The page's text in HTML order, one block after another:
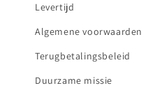
Levertijd
Algemene voorwaarden
Terugbetalingsbeleid
Duurzame missie